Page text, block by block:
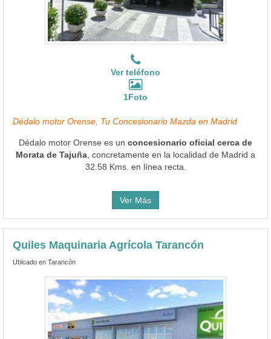
Ver teléfono
1Foto
Dédalo motor Orense, Tu Concesionario Mazda en Madrid
Dédalo motor Orense es un concesionario oficial cerca de
Morata de Tajuña , concretamente en la localidad de Madrid a
32.58 Kms. en línea recta.
Ver Más
Quiles Maquinaria Agrícola Tarancón
Ubicado en Tarancón